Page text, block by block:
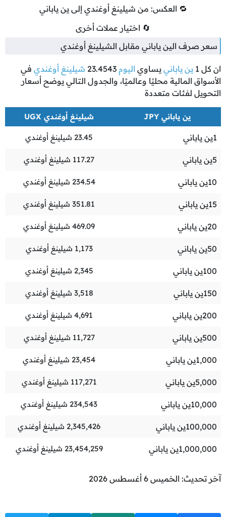
🔁 العكس: من شيلينغ أوغندي إلى ين ياباني
🔄 اختيار عملات أخرى
سعر صرف الين ياباني مقابل الشيلينغ أوغندي
ان كل 1 ين ياباني يساوي اليوم 23.4543 شيلينغ أوغندي في
الأسواق المالية محليًا وعالميًا، والجدول التالي يوضح أسعار
التحويل لفئات متعددة
ين ياباني JPY شيلينغ أوغندي UGX
1ين ياباني 23.45 شيلينغ أوغندي
5ين ياباني 117.27 شيلينغ أوغندي
10ين ياباني 234.54 شيلينغ أوغندي
15ين ياباني 351.81 شيلينغ أوغندي
20ين ياباني 469.09 شيلينغ أوغندي
50ين ياباني 1,173 شيلينغ أوغندي
100ين ياباني 2,345 شيلينغ أوغندي
150ين ياباني 3,518 شيلينغ أوغندي
200ين ياباني 4,691 شيلينغ أوغندي
500ين ياباني 11,727 شيلينغ أوغندي
1,000ين ياباني 23,454 شيلينغ أوغندي
5,000ين ياباني 117,271 شيلينغ أوغندي
10,000ين ياباني 234,543 شيلينغ أوغندي
100,000ين ياباني 2,345,426 شيلينغ أوغندي
1,000,000ين ياباني 23,454,259 شيلينغ أوغندي
آخر تحديث: الخميس 6 أغسطس 2026